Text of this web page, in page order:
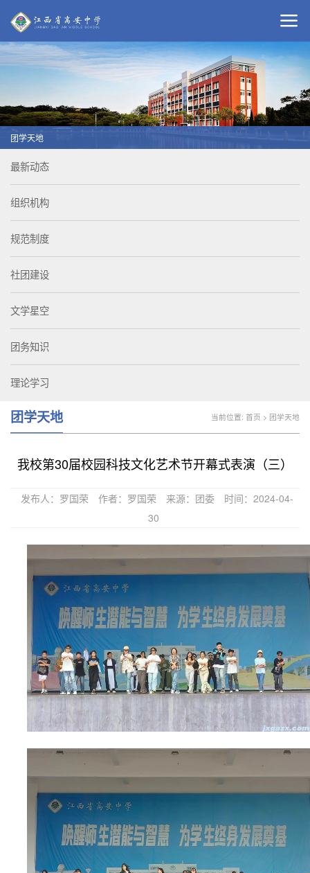
团学天地
最新动态
组织机构
规范制度
社团建设
文学星空
团务知识
理论学习
团学天地 当前位置: 首页 > 团学天地
我校第30届校园科技文化艺术节开幕式表演（三）
发布人：罗国荣 作者：罗国荣 来源：团委
时间：2024-04-
30